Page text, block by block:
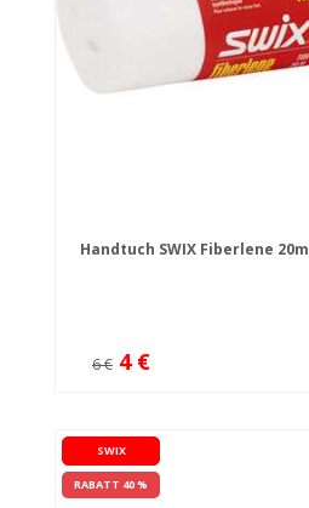
Handtuch SWIX Fiberlene 20m
6 € 4 €
SWIX
RABATT 40 %